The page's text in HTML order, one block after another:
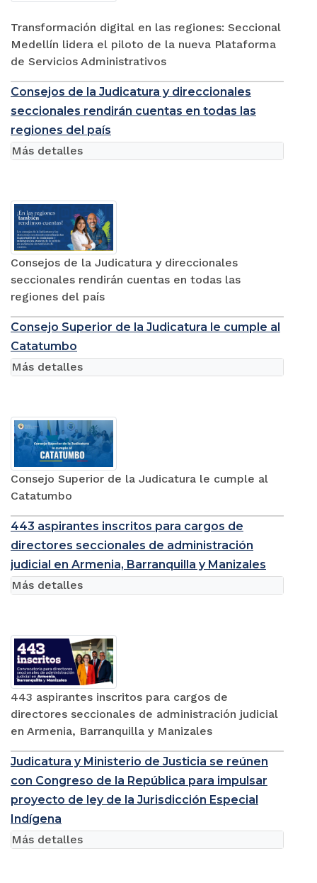
Transformación digital en las regiones: Seccional
Medellín lidera el piloto de la nueva Plataforma
de Servicios Administrativos
Consejos de la Judicatura y direccionales
seccionales rendirán cuentas en todas las
regiones del país
Consejos de la Judicatura y direccionales
seccionales rendirán cuentas en todas las
regiones del país
Más detalles
Consejo Superior de la Judicatura le cumple al
Catatumbo
Consejo Superior de la Judicatura le cumple al
Catatumbo
Más detalles
443 aspirantes inscritos para cargos de
directores seccionales de administración
judicial en Armenia, Barranquilla y Manizales
443 aspirantes inscritos para cargos de
directores seccionales de administración judicial
en Armenia, Barranquilla y Manizales
Más detalles
Judicatura y Ministerio de Justicia se reúnen
con Congreso de la República para impulsar
proyecto de ley de la Jurisdicción Especial
Indígena
Más detalles